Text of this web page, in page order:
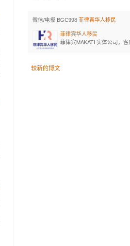
微信/电报 BGC998 菲律宾华人移民
菲律宾华人移民
菲律宾MAKATI 实体公司，
较新的博文